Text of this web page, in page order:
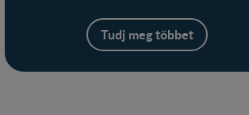
Tudj meg többet